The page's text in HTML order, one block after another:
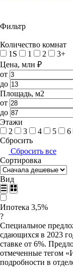
Фильтр
Количество комнат
1S
1 2
3+
Цена, млн ₽
от
до
Площадь, м2
от
до
Этажи
2
3 4 5 6
Сбросить
Сбросить все
Сортировка
Вид
Ипотека 3,5%
?
Специальное
сдающихся в 2023
ставке от 6%.
отмеченные тегом
подробности в